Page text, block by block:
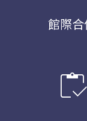
館際
inventory